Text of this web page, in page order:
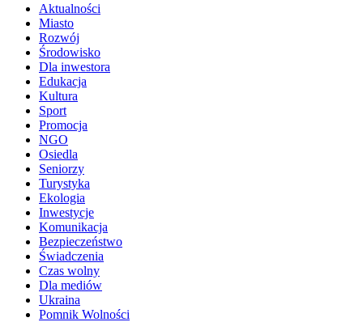
Aktualności
Miasto
Rozwój
Środowisko
Dla inwestora
Edukacja
Kultura
Sport
Promocja
NGO
Osiedla
Seniorzy
Turystyka
Ekologia
Inwestycje
Komunikacja
Bezpieczeństwo
Świadczenia
Czas wolny
Dla mediów
Ukraina
Pomnik Wolności